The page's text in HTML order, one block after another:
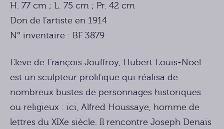
H. 77 cm ; L. 75 cm ; Pr. 42 cm
Don de l’artiste en 1914
N° inventaire : BF 3879
Eleve de François Jouffroy, Hubert Louis-Noël
est un sculpteur prolifique qui réalisa de
nombreux bustes de personnages historiques
ou religieux : ici, Alfred Houssaye, homme de
lettres du XIXe siècle. Il rencontre Joseph Denais